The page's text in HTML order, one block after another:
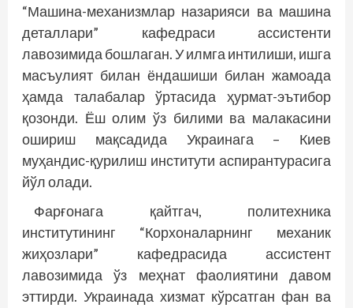
“Машина-механизмлар назарияси ва машина
деталлари” кафедраси ассистенти
лавозимида бошлаган. У илмга интилиши, ишга
масъулият билан ёндашиши билан жамоада
ҳамда талабалар ўртасида ҳурмат-эътибор
қозонди. Ёш олим ўз билими ва малакасини
ошириш мақсадида Украинага – Киев
муҳандис-қурилиш институти аспирантурасига
йўл олади.
Фарғонага қайтгач, политехника
институтининг “Корхоналарнинг механик
жиҳозлари” кафедрасида ассистент
лавозимида ўз меҳнат фаолиятини давом
эттирди. Украинада хизмат кўрсатган фан ва